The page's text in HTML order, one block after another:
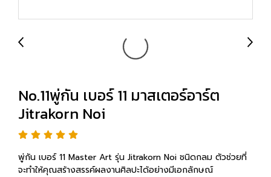
No.11พู่กัน เบอร์ 11 มาสเตอร์อาร์ต
Jitrakorn Noi
พู่กัน เบอร์ 11 Master Art รุ่น Jitrakorn Noi ชนิดกลม ตัวช่วยที่
จะทำให้คุณสร้างสรรค์ผลงานศิลปะได้อย่างมีเอกลักษณ์